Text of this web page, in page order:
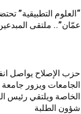
“العلوم التطبيقية”
عمّان”.. ملتقى المبدعين
حزب الإصلاح يواصل
الجامعات ويزور جامعة
الخاصة ويلتقي رئيس
شؤون الطلبة